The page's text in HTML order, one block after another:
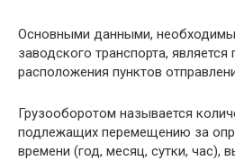
Основными данными,
заводского транспорта, является
расположения пунктов
Грузооборотом называется
подлежащих перемещению за
времени (год, месяц, сутки, час),